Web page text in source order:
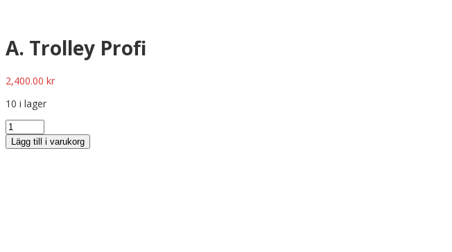
A. Trolley Profi
2,400.00 kr
10 i lager
Lägg till i varukorg